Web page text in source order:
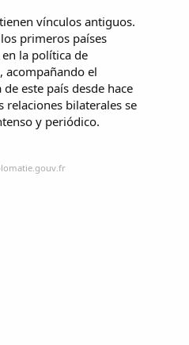
vínculos antiguos.
primeros países
la política de
acompañando el
este país desde hace
relaciones bilaterales se
y periódico.